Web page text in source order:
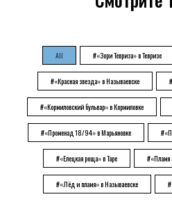
All #«Зори Тевриза» в Тевризе
#«Красная звезда» в Называевске
#«Кормиловский бульвар» в Кормиловке
#«Променад 18/94» в Марьяновке
#«Елецкая роща» в Таре #«Пламя
#«Лёд и пламя» в Называевске